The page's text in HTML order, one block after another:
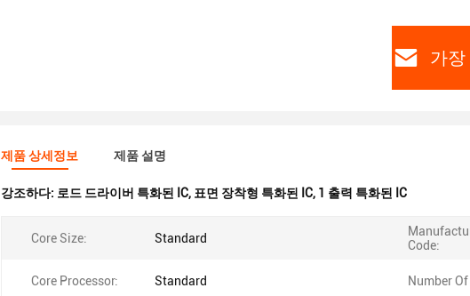
가장
제품 상세정보 제품 설명
강조하다: 로드 드라이버 특화된 IC, 표면 장착형 특화된 IC, 1 출력 특화된 IC
Core Size: Standard
Code:
Core Processor: Standard Number